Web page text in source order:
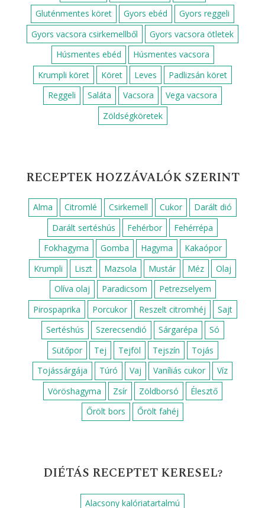
Gluténmentes köret
Gyors ebéd
Gyors reggeli
Gyors vacsora csirkemellből
Gyors vacsora ötletek
Húsmentes ebéd
Húsmentes vacsora
Krumpli köret
Köret Leves
Padlizsán köret
Reggeli
Saláta Vacsora
Vega vacsora
Zöldségköretek
RECEPTEK HOZZÁVALÓK SZERINT
Alma Citromlé Csirkemell Cukor
Darált dió
Darált sertéshús
Fehérbor
Fehérrépa
Fokhagyma
Gomba Hagyma
Kakaópor
Krumpli
Liszt Mazsola Mustár Méz
Olaj
Olíva olaj
Paradicsom
Petrezselyem
Pirospaprika
Porcukor Reszelt citromhéj
Sajt
Sertéshús
Szerecsendió Sárgarépa
Só
Sütőpor
Tej Tejföl Tejszín
Tojás
Tojássárgája
Túró Vaj Vaníliás cukor
Víz
Vöröshagyma
Zsír Zöldborsó
Élesztő
Őrölt bors
Őrölt fahéj
DIÉTÁS RECEPTET KERESEL?
Alacsony kalóriatartalmú